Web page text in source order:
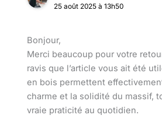
25 août 2025 à 13h50
Bonjour,
Merci beaucoup pour votre
ravis que l’article vous ait été
en bois permettent
charme et la solidité du massif,
vraie praticité au quotidien.